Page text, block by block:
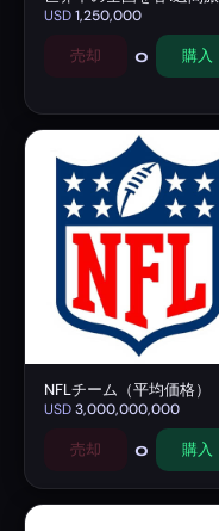
USD1,250,000
売却 0 購入
NFLチーム（平均価格）
USD3,000,000,000
売却 0 購入